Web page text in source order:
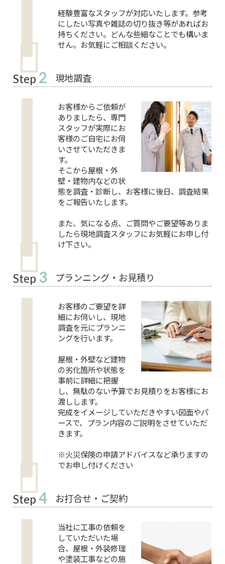
経験豊富なスタッフが対応いたします。参考
にしたい写真や雑誌の切り抜き等があればお
持ちください。どんな些細なことでも構いま
せん。お気軽にご相談ください。
Step 2 現地調査
お客様からご依頼が
ありましたら、専門
スタッフが実際にお
客様のご自宅にお伺
いさせていただきま
す。
そこから屋根・外
壁・建物内などの状
態を調査・診断し、お客様に後日、調査結果
をご報告いたします。
また、気になる点、ご質問やご要望等ありま
したら現地調査スタッフにお気軽にお申し付
け下さい。
Step 3 プランニング・お見積り
お客様のご要望を詳
細にお伺いし、現地
調査を元にプランニ
ングを行います。
屋根・外壁など建物
の劣化箇所や状態を
事前に詳細に把握
し、無駄のない予算でお見積りをお客様にお
渡しします。
完成をイメージしていただきやすい図面やパ
ースで、プラン内容のご説明をさせていただ
きます。
※火災保険の申請アドバイスなど承りますの
でお申し付けください
Step 4 お打合せ・ご契約
当社に工事の依頼を
していただいた場
合、屋根・外装修理
や塗装工事などの施